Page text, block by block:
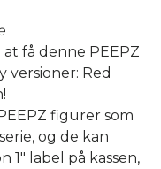
få denne PEEPZ
Red
figurer som
og de kan
1" label på kassen,